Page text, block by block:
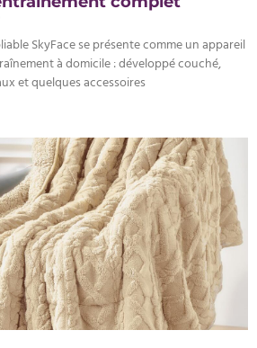
SkyFace se présente comme un appareil
à domicile : développé couché,
et quelques accessoires